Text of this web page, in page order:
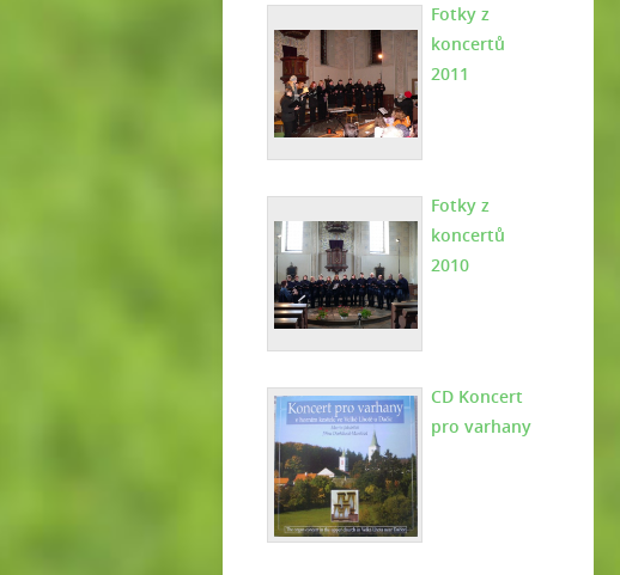
Fotky z
koncertů
2011
Fotky z
koncertů
2010
CD Koncert
pro varhany